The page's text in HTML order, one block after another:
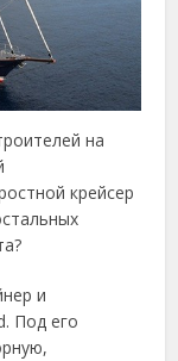
на
крейсер
и
Под его